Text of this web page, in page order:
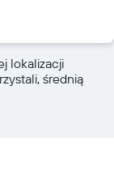
lokalizacji
średnią